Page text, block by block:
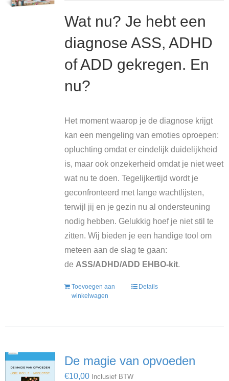
Wat nu? Je hebt een
diagnose ASS, ADHD
of ADD gekregen. En
nu?
Het moment waarop je de diagnose krijgt
kan een mengeling van emoties oproepen:
opluchting omdat er eindelijk duidelijkheid
is, maar ook onzekerheid omdat je niet weet
wat nu te doen. Tegelijkertijd wordt je
geconfronteerd met lange wachtlijsten,
terwijl jij en je gezin nu al ondersteuning
nodig hebben. Gelukkig hoef je niet stil te
zitten. Wij bieden je een handige tool om
meteen aan de slag te gaan:
de ASS/ADHD/ADD EHBO-kit.
Toevoegen aan
winkelwagen
Details
De magie van opvoeden
€10,00 Inclusief BTW